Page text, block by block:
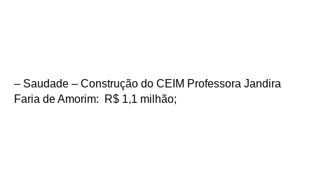
– Saudade – Construção do CEIM Professora Jandira
Faria de Amorim: R$ 1,1 milhão;